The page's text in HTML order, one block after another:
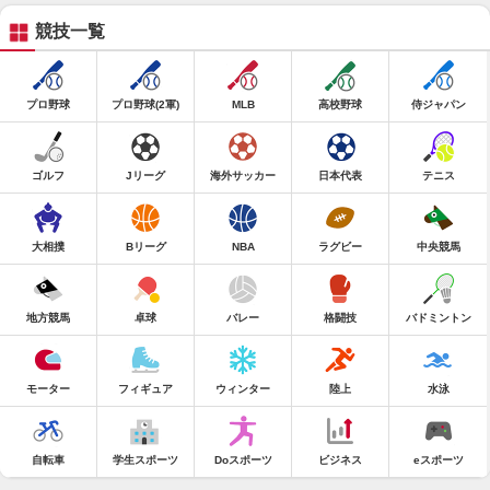
競技一覧
プロ野球 プロ野球(2軍) MLB 高校野球 侍ジャパン
ゴルフ Jリーグ 海外サッカー 日本代表 テニス
大相撲 Bリーグ NBA ラグビー 中央競馬
地方競馬 卓球 バレー 格闘技 バドミントン
モーター フィギュア ウィンター 陸上 水泳
自転車 学生スポーツ Doスポーツ ビジネス eスポーツ